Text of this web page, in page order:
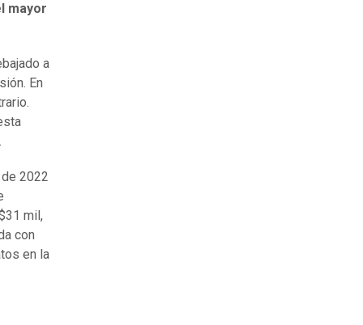
mayor
a
En
2022
mil,
con
en la